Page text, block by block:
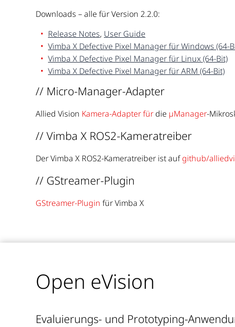
Downloads – alle für Version 2.2.0:
Release Notes, User Guide
Vimba X Defective Pixel Manager für Windows (64-
Vimba X Defective Pixel Manager für Linux (64-Bit)
Vimba X Defective Pixel Manager für ARM (64-Bit)
// Micro-Manager-Adapter
Allied Vision Kamera-Adapter für die µManager-
// Vimba X ROS2-Kameratreiber
Der Vimba X ROS2-Kameratreiber ist aufgithub/
// GStreamer-Plugin
GStreamer-Plugin für Vimba X
Open eVision
Evaluierungs- und Prototyping-